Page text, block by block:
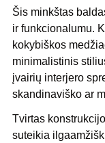
Šis minkštas
ir funkcionalumu.
kokybiškos
minimalistinis
įvairių interjero
skandinaviško ar
Tvirtas
suteikia